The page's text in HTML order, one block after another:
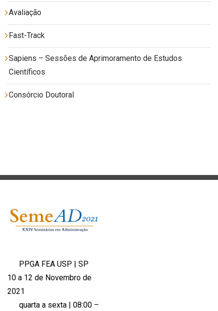
Avaliação
Fast-Track
Sapiens – Sessões de Aprimoramento de Estudos
Científicos
Consórcio Doutoral
PPGA FEA USP | SP
10 a 12 de Novembro de
2021
quarta a sexta | 08:00 –